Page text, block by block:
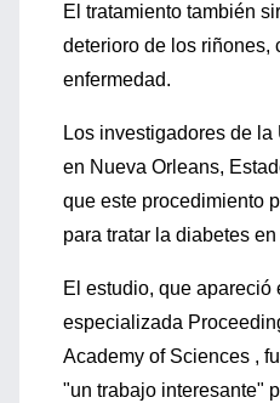
El tratamiento también
deterioro de los riñones,
enfermedad.
Los investigadores de
en Nueva Orleans,
que este procedimiento
para tratar la diabetes
El estudio, que apareció
especializada
Academy of Sciences ,
"un trabajo interesante"